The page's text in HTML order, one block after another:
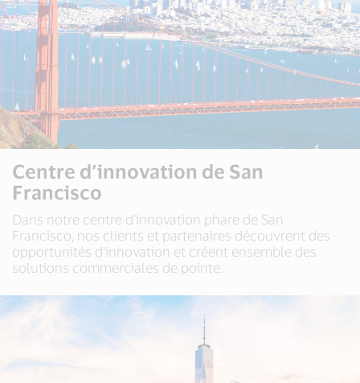
Centre d’innovation de San
Francisco
Dans notre centre d’innovation phare de San
Francisco, nos clients et partenaires découvrent des
opportunités d’innovation et créent ensemble des
solutions commerciales de pointe.